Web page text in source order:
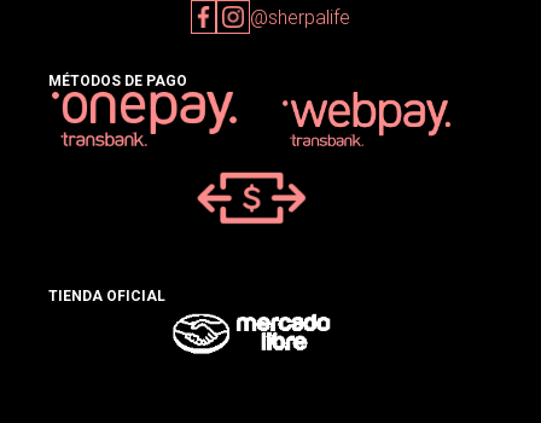
@sherpalife
MÉTODOS DE PAGO
TIENDA OFICIAL